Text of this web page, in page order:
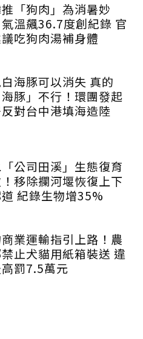
「狗肉」為消暑妙
溫飆36.7度創紀錄 官
吃狗肉湯補身體
海豚可以消失 真的
海豚」不行！環團發起
對台中港填海造陸
公司田溪」生態復育
移除攔河堰恢復上下
紀錄生物增35%
業運輸指引上路！農
止犬貓用紙箱裝送 違
罰7.5萬元